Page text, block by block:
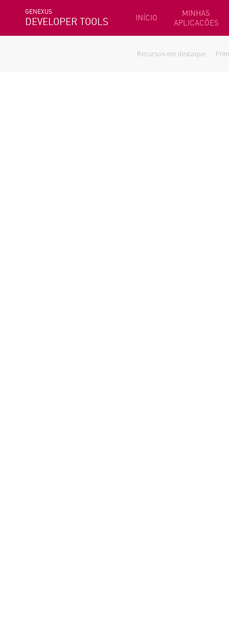
GENEXUS
DEVELOPER TOOLS INÍCIO
MINHAS
APLICACÕES
Recursos em destaque